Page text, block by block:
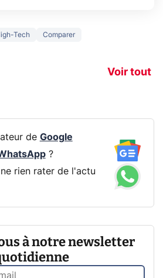
Tech Comparer
Voir tout
pour
prochaine
de Google
?
rien rater de l'actu
à notre newsletter